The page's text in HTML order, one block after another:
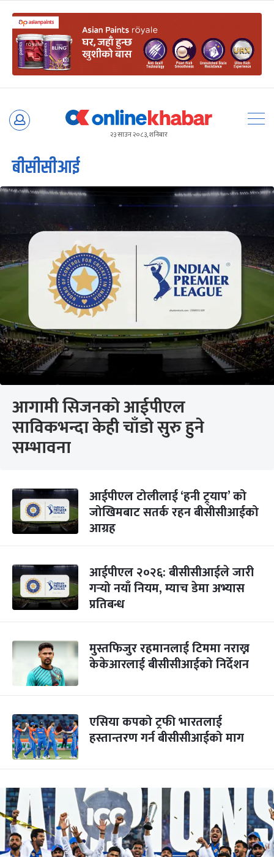
Skip
२३ साउन २०८३, शनिबार
बीसीसीआई
आगामी सिजनको आईपीएल
साविकभन्दा केही चाँडो सुरु हुने
सम्भावना
आईपीएल टोलीलाई ‘हनी ट्र्याप’ को
जोखिमबाट सतर्क रहन बीसीसीआईको
आग्रह
आईपीएल २०२६: बीसीसीआईले जारी
गर्‍यो नयाँ नियम, म्याच डेमा अभ्यास
प्रतिबन्ध
मुस्तफिजुर रहमानलाई टिममा नराख्न
केकेआरलाई बीसीसीआईको निर्देशन
एसिया कपको ट्रफी भारतलाई
हस्तान्तरण गर्न बीसीसीआईको माग